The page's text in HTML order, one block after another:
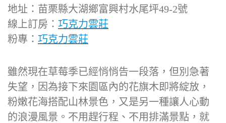
地址：苗栗縣大湖鄉富興村水尾坪49-2號
線上訂房： 巧克力雲莊
粉專： 巧克力雲莊
雖然現在草莓季已經悄悄告一段落，但別急著
失望，因為接下來園區內的花旗木即將綻放，
粉嫩花海搭配山林景色，又是另一種讓人心動
的浪漫風景。不用趕行程、不用排滿景點，就